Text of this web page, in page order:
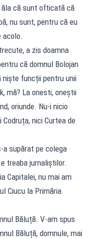
că sunt ofticată că
nu sunt, pentru că eu
acolo.
a zis doamna
că domnul Bolojan
niște funcții pentru unii
mă? La onesti, oneștii
oriunde. Nu-i nicio
nici Curtea de
a supărat pe colega
treaba jurnaliștilor.
Capitalei, nu mai am
Ciucu la Primăria
Băluță. V-am spus
Băluță, domnule, mai